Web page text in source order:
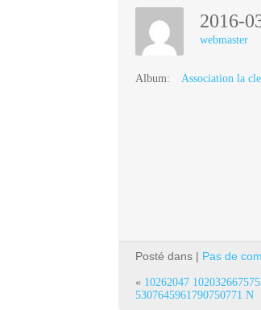
2016-
webmaster
Album: Association la cle
Posté dans | Pas de
« 10262047
5307645961790750771 N